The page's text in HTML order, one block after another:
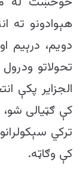
هېوادونو ته
دویم، درېیم
تحولاتو
الجزایر پکې
کې ګټيالی شو،
ترکي
کې وګاټه.